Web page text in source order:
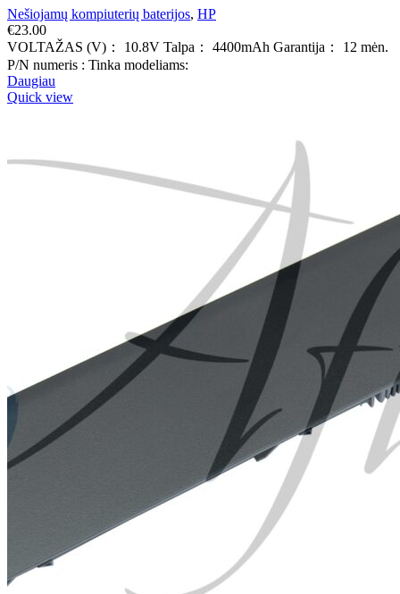
Nešiojamų kompiuterių baterijos, HP
€23.00
VOLTAŽAS (V)： 10.8V Talpa： 4400mAh Garantija： 12 mėn.
P/N numeris : Tinka modeliams:
Daugiau
Quick view